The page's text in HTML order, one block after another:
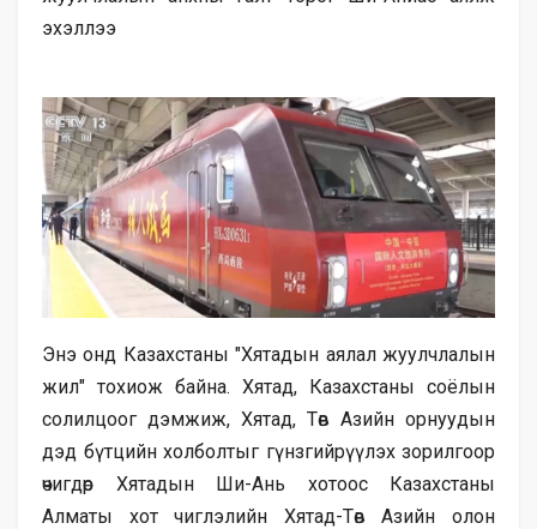
эхэллээ
Энэ онд Казахстаны "Хятадын аялал жуулчлалын
жил" тохиож байна. Хятад, Казахстаны соёлын
солилцоог дэмжиж, Хятад, Төв Азийн орнуудын
дэд бүтцийн холболтыг гүнзгийрүүлэх зорилгоор
өчигдөр Хятадын Ши-Ань хотоос Казахстаны
Алматы хот чиглэлийн Хятад-Төв Азийн олон